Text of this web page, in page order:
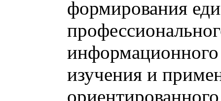
формирования
информационного
изучения и